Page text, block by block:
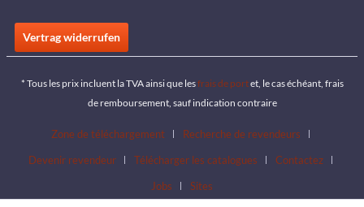
Vertrag widerrufen
* Tous les prix incluent la TVA ainsi que lesfrais de portet, le cas échéant, frais
de remboursement, sauf indication contraire
Zone de téléchargement
Recherche de revendeurs
Devenir revendeur
Télécharger les catalogues
Contactez
Jobs
Sites